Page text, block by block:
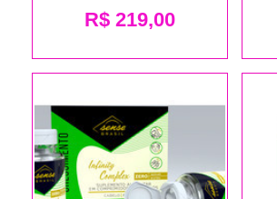
R$ 219,00